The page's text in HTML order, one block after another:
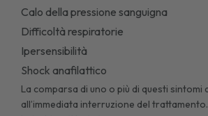
Calo della pressione sanguigna
Difficoltà respiratorie
Ipersensibilità
Shock anafilattico
La comparsa di uno o più di questi sintomi
all’immediata interruzione del